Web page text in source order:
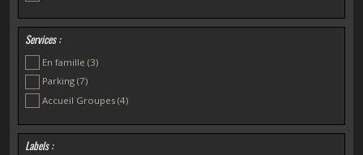
Services :
En famille(3)
Parking(7)
Accueil Groupes(4)
Labels :